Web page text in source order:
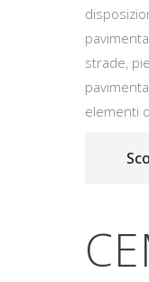
strade,
elementi